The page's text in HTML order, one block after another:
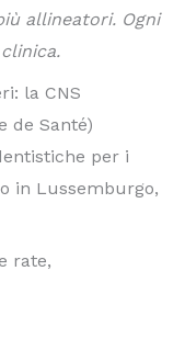
allineatori. Ogni
la CNS
de Santé)
per i
in Lussemburgo,
rate,